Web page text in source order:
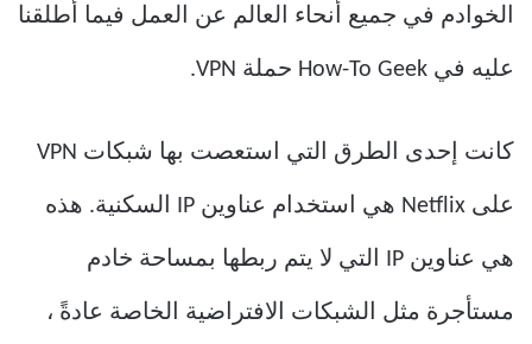
الخوادم في جميع أنحاء العالم عن العمل فيما أطلقنا
عليه في How-To Geek حملة VPN.
كانت إحدى الطرق التي استعصت بها شبكات VPN
على Netflix هي استخدام عناوين IP السكنية. هذه
هي عناوين IP التي لا يتم ربطها بمساحة خادم
مستأجرة مثل الشبكات الافتراضية الخاصة عادةً ،